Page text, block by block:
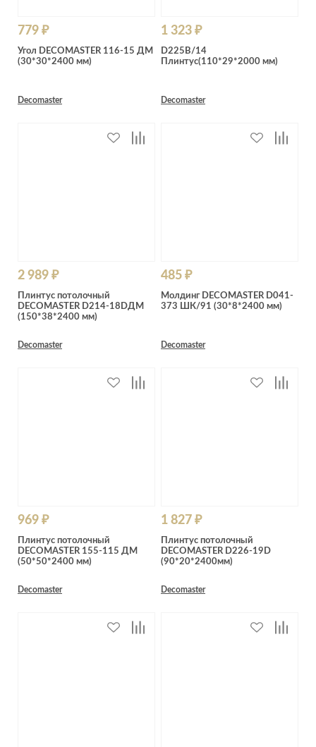
779 ₽
Угол DECOMASTER 116-15 ДМ
(30*30*2400 мм)
Decomaster
1 323 ₽
D225B/14
Плинтус(110*29*2000 мм)
Decomaster
2 989 ₽
Плинтус потолочный
DECOMASTER D214-18DДМ
(150*38*2400 мм)
Decomaster
485 ₽
Молдинг DECOMASTER D041-
373 ШК/91 (30*8*2400 мм)
Decomaster
969 ₽
Плинтус потолочный
DECOMASTER 155-115 ДМ
(50*50*2400 мм)
Decomaster
1 827 ₽
Плинтус потолочный
DECOMASTER D226-19D
(90*20*2400мм)
Decomaster